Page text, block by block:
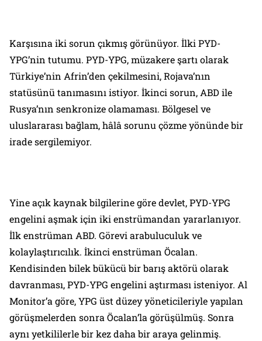
Karşısına iki sorun çıkmış görünüyor. İlki PYD-
YPG’nin tutumu. PYD-YPG, müzakere şartı olarak
Türkiye’nin Afrin’den çekilmesini, Rojava’nın
statüsünü tanımasını istiyor. İkinci sorun, ABD ile
Rusya’nın senkronize olamaması. Bölgesel ve
uluslararası bağlam, hâlâ sorunu çözme yönünde bir
irade sergilemiyor.
Yine açık kaynak bilgilerine göre devlet, PYD-YPG
engelini aşmak için iki enstrümandan yararlanıyor.
İlk enstrüman ABD. Görevi arabuluculuk ve
kolaylaştırıcılık. İkinci enstrüman Öcalan.
Kendisinden bilek bükücü bir barış aktörü olarak
davranması, PYD-YPG engelini aştırması isteniyor. Al
Monitor’a göre, YPG üst düzey yöneticileriyle yapılan
görüşmelerden sonra Öcalan’la görüşülmüş. Sonra
aynı yetkililerle bir kez daha bir araya gelinmiş.